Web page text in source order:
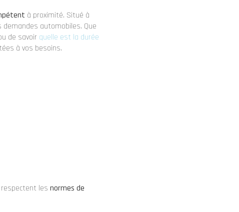
à proximité. Situé à
automobiles. Que
de savoir quelle est la durée
à vos besoins.
les normes de